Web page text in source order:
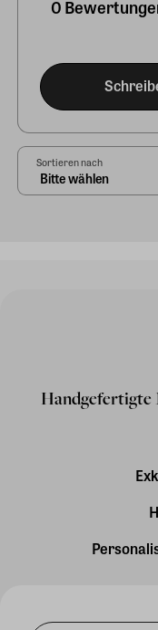
0
Sortieren nach
Handgefertigte